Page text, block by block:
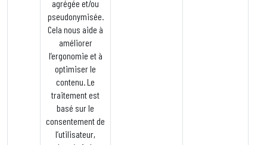
agrégée et/ou
pseudonymisée.
Cela nous aide à
améliorer
l’ergonomie et à
optimiser le
contenu. Le
traitement est
basé sur le
consentement de
l’utilisateur,